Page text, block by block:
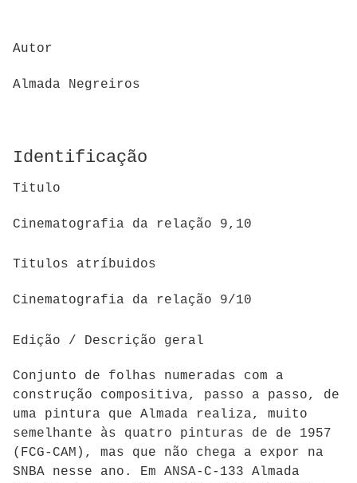
Autor
Almada Negreiros
Identificação
Titulo
Cinematografia da relação 9,10
Titulos atríbuidos
Cinematografia da relação 9/10
Edição / Descrição geral
Conjunto de folhas numeradas com a
construção compositiva, passo a passo, de
uma pintura que Almada realiza, muito
semelhante às quatro pinturas de de 1957
(FCG-CAM), mas que não chega a expor na
SNBA nesse ano. Em ANSA-C-133 Almada